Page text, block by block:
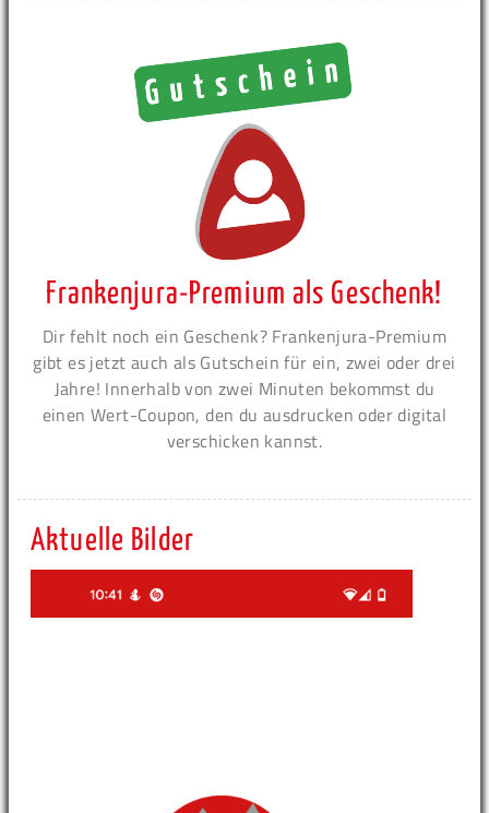
Frankenjura-Premium als Geschenk!
Dir fehlt noch ein Geschenk? Frankenjura-Premium
gibt es jetzt auch als Gutschein für ein, zwei oder drei
Jahre! Innerhalb von zwei Minuten bekommst du
einen Wert-Coupon, den du ausdrucken oder digital
verschicken kannst.
Aktuelle Bilder